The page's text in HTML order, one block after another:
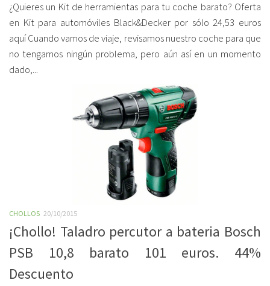
¿Quieres un Kit de herramientas para tu coche barato? Oferta
en Kit para automóviles Black&Decker por sólo 24,53 euros
aquí Cuando vamos de viaje, revisamos nuestro coche para que
no tengamos ningún problema, pero aún así en un momento
dado,...
CHOLLOS 20/10/2015
¡Chollo! Taladro percutor a bateria Bosch
PSB 10,8 barato 101 euros. 44%
Descuento